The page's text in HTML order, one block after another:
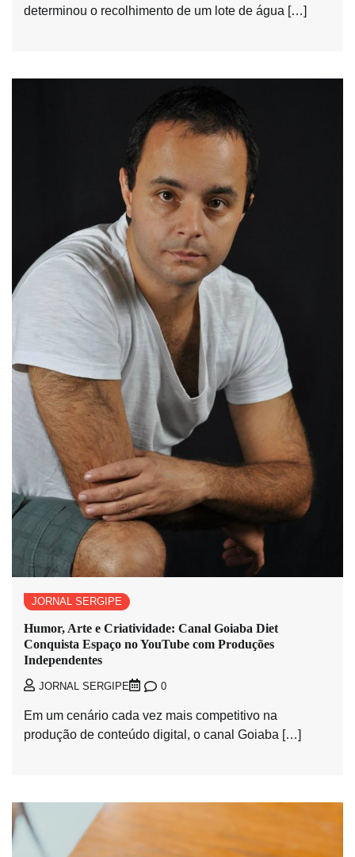
determinou o recolhimento de um lote de água […]
JORNAL SERGIPE
Humor, Arte e Criatividade: Canal Goiaba Diet
Conquista Espaço no YouTube com Produções
Independentes
JORNAL SERGIPE 0
Em um cenário cada vez mais competitivo na
produção de conteúdo digital, o canal Goiaba […]